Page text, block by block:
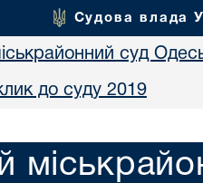
Судова влада
суд
до суду 2019